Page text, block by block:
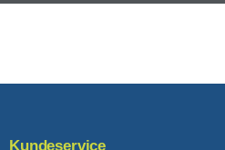
Kundeservice